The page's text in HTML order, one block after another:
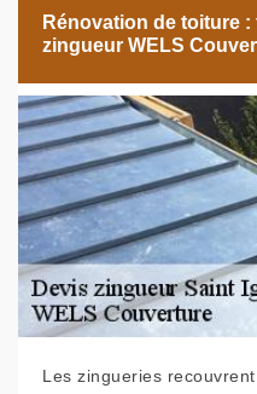
Rénovation de toiture
zingueur WELS
Les zingueries